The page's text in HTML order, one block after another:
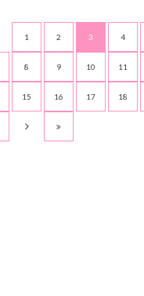
1 2 3 4
8 9 10 11
15 16 17 18